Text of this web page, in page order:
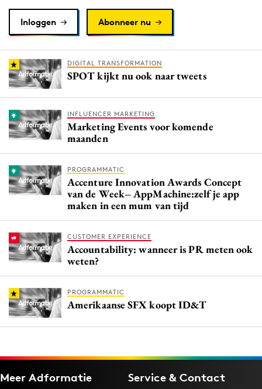
Purpose Marketing
Reputatie & crisis
Inloggen Abonneer nu
DIGITAL TRANSFORMATION
SPOT kijkt nu ook naar tweets
INFLUENCER MARKETING
Marketing Events voor komende
maanden
PROGRAMMATIC
Accenture Innovation Awards Concept
van de Week– AppMachine:zelf je app
maken in een mum van tijd
CUSTOMER EXPERIENCE
Accountability: wanneer is PR meten ook
weten?
PROGRAMMATIC
Amerikaanse SFX koopt ID&T
Meer Adformatie Service & Contact